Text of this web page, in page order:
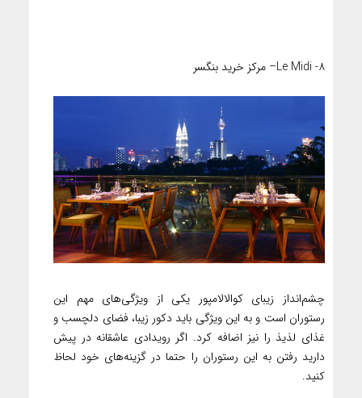
۸- Le Midi– مرکز خرید بنگسر
چشم‌انداز زیبای کوالالامپور یکی از ویژگی‌های مهم این
رستوران است و به این ویژگی باید دکور زیبا، فضای دلچسب و
غذای لذیذ را نیز اضافه کرد. اگر رویدادی عاشقانه در پیش
دارید رفتن به این رستوران را حتما در گزینه‌های خود لحاظ
کنید.